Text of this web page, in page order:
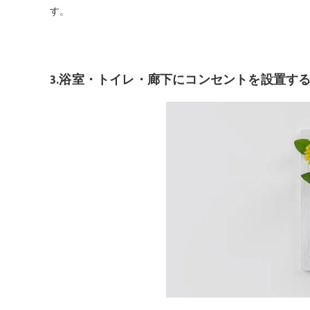
す。
3.浴室・トイレ・廊下にコンセントを設置す